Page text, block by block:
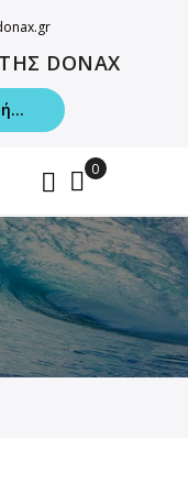
DONAX